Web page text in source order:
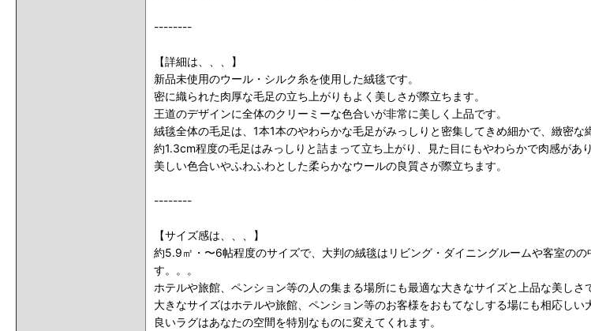
--------
【詳細は、、、】
新品未使用のウール・シルク糸を使用した絨毯です。
密に織られた肉厚な毛足の立ち上がりもよく美しさが際立ちます。
王道のデザインに全体のクリーミーな色合いが非常に美しく上品です。
絨毯全体の毛足は、1本1本のやわらかな毛足がみっしりと密集してきめ細かで、緻密な
約1.3cm程度の毛足はみっしりと詰まって立ち上がり、見た目にもやわらかで肉感があり
美しい色合いやふわふわとした柔らかなウールの良質さが際立ちます。
--------
【サイズ感は、、、】
約5.9㎡・〜6帖程度のサイズで、大判の絨毯はリビング・ダイニングルームや客室の
す。。。
ホテルや旅館、ペンション等の人の集まる場所にも最適な大きなサイズと上品な美しさ
大きなサイズはホテルや旅館、ペンション等のお客様をおもてなしする場にも相応しい
良いラグはあなたの空間を特別なものに変えてくれます。